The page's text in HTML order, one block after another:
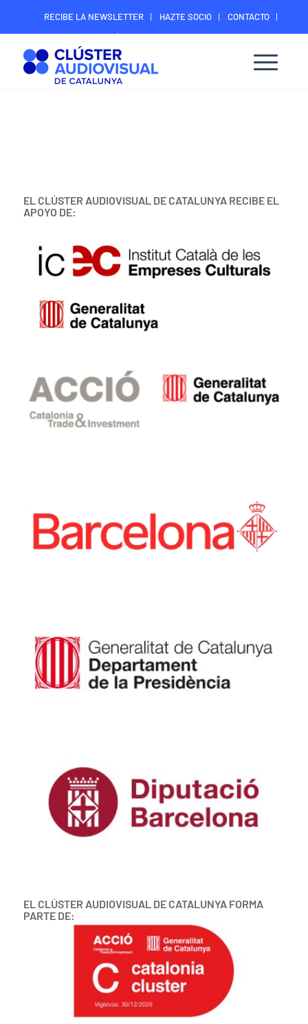
RECIBE LA NEWSLETTER HAZTE SOCIO
CONTACTO
ÁREA DIGITAL SOCIOS
EL CLÚSTER AUDIOVISUAL DE CATALUNYA RECIBE EL
APOYO DE:
EL CLÚSTER AUDIOVISUAL DE CATALUNYA FORMA
PARTE DE: